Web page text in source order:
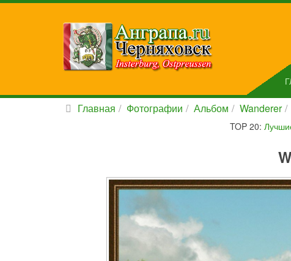
Главная Фотографии Альбом Wanderer
TOP 20: